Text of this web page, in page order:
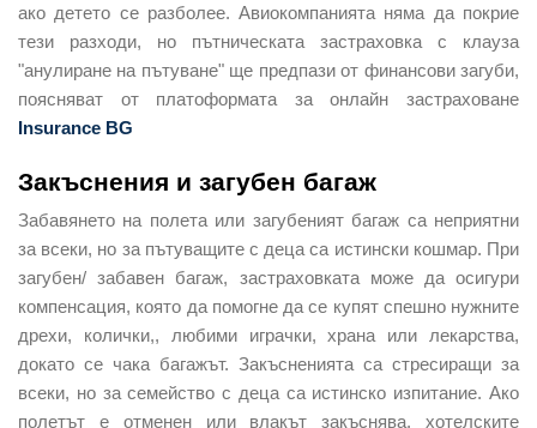
ако детето се разболее. Авиокомпанията няма да покрие
тези разходи, но пътническата застраховка с клауза
"анулиране на пътуване" ще предпази от финансови загуби,
поясняват от платоформата за онлайн застраховане
Insurance BG
Закъснения и загубен багаж
Забавянето на полета или загубеният багаж са неприятни
за всеки, но за пътуващите с деца са истински кошмар. При
загубен/ забавен багаж, застраховката може да осигури
компенсация, която да помогне да се купят спешно нужните
дрехи, колички,, любими играчки, храна или лекарства,
докато се чака багажът. Закъсненията са стресиращи за
всеки, но за семейство с деца са истинско изпитание. Ако
полетът е отменен или влакът закъснява, хотелските